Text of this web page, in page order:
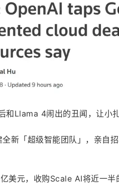
和Llama 4闹出的丑闻，让小扎
新「超级智能团队」，亲自
美元，收购Scale AI将近一半